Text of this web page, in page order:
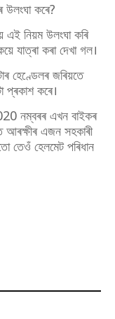
উলংঘা কৰে?
এই নিয়ম উলংঘা কৰি
যাত্ৰা কৰা দেখা গল।
হেণ্ডেলৰ জৰিয়তে
প্ৰকাশ কৰে।
নম্বৰৰ এখন বাইকৰ
আৰক্ষীৰ এজন সহকাৰী
তেওঁ হেলমেট পৰিধান